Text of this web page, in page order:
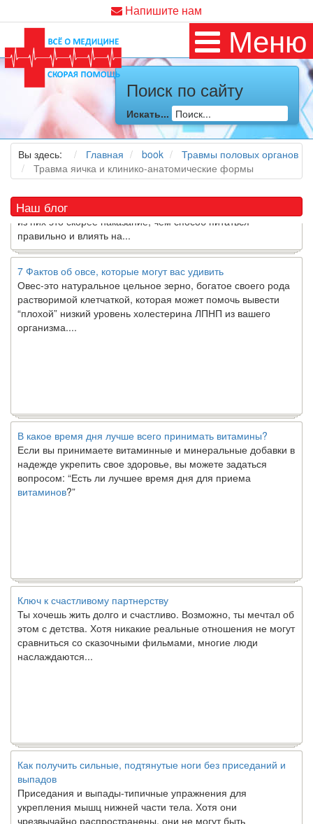
Напишите нам
Меню
Поиск по сайту
Искать...
Вы здесь: Главная book
Травмы половых органов
Травма яичка и клинико-анатомические формы
Наш блог
Как я заболел во время локдауна?
Это странная ситуация: вы соблюдали все меры
предосторожности COVID-19 (вы почти все время дома),
но, тем не менее, вы каким-то образом простудились. Вы
можете задаться...
5 причин обратить внимание на средиземноморскую диету
Какдиетолог, я вижу, что многие причудливые диеты
приходят в нашужизньи быстро исчезают из нее. Многие
из них это скорее наказание, чем способ питаться
правильно и влиять на...
7 Фактов об овсе, которые могут вас удивить
Овес-это натуральное цельное зерно, богатое своего рода
растворимой клетчаткой, которая может помочь вывести
“плохой” низкий уровень холестерина ЛПНП из вашего
организма....
В какое время дня лучше всего принимать витамины?
Если вы принимаете витаминные и минеральные добавки в
надежде укрепить свое здоровье, вы можете задаться
вопросом: “Есть ли лучшее время дня для приема
витаминов ?”
Ключ к счастливому партнерству
Ты хочешь жить долго и счастливо. Возможно, ты мечтал об
этом с детства. Хотя никакие реальные отношения не могут
сравниться со сказочными фильмами, многие люди
наслаждаются...
Как получить сильные, подтянутые ноги без приседаний и
выпадов
Приседания и выпады-типичные упражнения для
укрепления мышц нижней части тела. Хотя они
чрезвычайно распространены, они не могут быть